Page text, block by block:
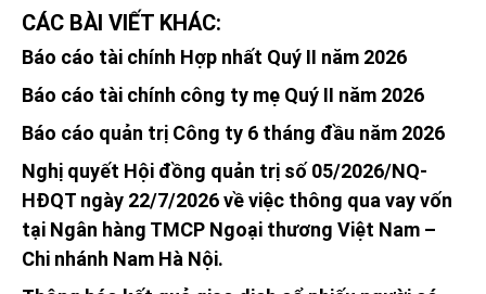
CÁC BÀI VIẾT KHÁC:
Báo cáo tài chính Hợp nhất Quý II năm 2026
Báo cáo tài chính công ty mẹ Quý II năm 2026
Báo cáo quản trị Công ty 6 tháng đầu năm 2026
Nghị quyết Hội đồng quản trị số 05/2026/NQ-
HĐQT ngày 22/7/2026 về việc thông qua vay vốn
tại Ngân hàng TMCP Ngoại thương Việt Nam –
Chi nhánh Nam Hà Nội.